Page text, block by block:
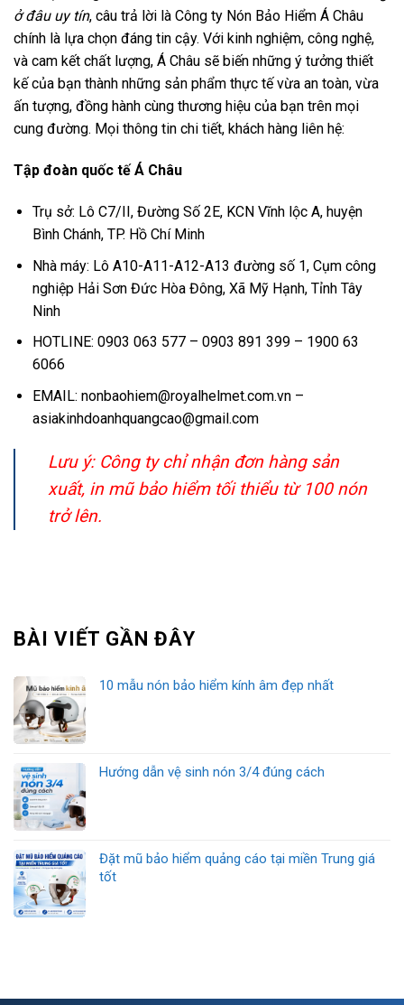
ở đâu uy tín, câu trả lời là Công ty Nón Bảo Hiểm Á Châu
chính là lựa chọn đáng tin cậy. Với kinh nghiệm, công nghệ,
và cam kết chất lượng, Á Châu sẽ biến những ý tưởng thiết
kế của bạn thành những sản phẩm thực tế vừa an toàn, vừa
ấn tượng, đồng hành cùng thương hiệu của bạn trên mọi
cung đường. Mọi thông tin chi tiết, khách hàng liên hệ:
Tập đoàn quốc tế Á Châu
Trụ sở: Lô C7/II, Đường Số 2E, KCN Vĩnh lộc A, huyện
Bình Chánh, TP. Hồ Chí Minh
Nhà máy: Lô A10-A11-A12-A13 đường số 1, Cụm công
nghiệp Hải Sơn Đức Hòa Đông, Xã Mỹ Hạnh, Tỉnh Tây
Ninh
HOTLINE: 0903 063 577 – 0903 891 399 – 1900 63
6066
EMAIL: nonbaohiem@royalhelmet.com.vn –
asiakinhdoanhquangcao@gmail.com
Lưu ý: Công ty chỉ nhận đơn hàng sản
xuất, in mũ bảo hiểm tối thiểu từ 100 nón
trở lên.
BÀI VIẾT GẦN ĐÂY
10 mẫu nón bảo hiểm kính âm đẹp nhất
Hướng dẫn vệ sinh nón 3/4 đúng cách
Đặt mũ bảo hiểm quảng cáo tại miền Trung giá
tốt